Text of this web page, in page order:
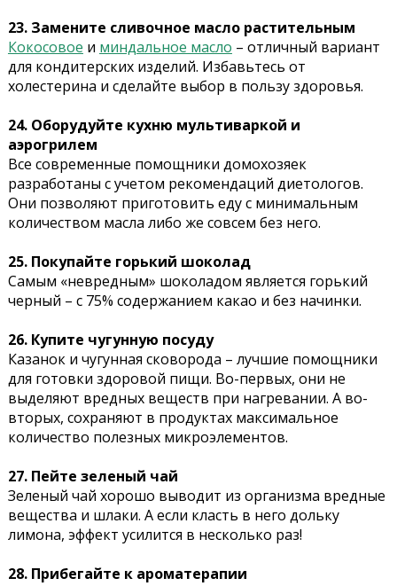
23. Замените сливочное масло растительным
Кокосовое и миндальное масло – отличный вариант
для кондитерских изделий. Избавьтесь от
холестерина и сделайте выбор в пользу здоровья.
24. Оборудуйте кухню мультиваркой и
аэрогрилем
Все современные помощники домохозяек
разработаны с учетом рекомендаций диетологов.
Они позволяют приготовить еду с минимальным
количеством масла либо же совсем без него.
25. Покупайте горький шоколад
Самым «невредным» шоколадом является горький
черный – с 75% содержанием какао и без начинки.
26. Купите чугунную посуду
Казанок и чугунная сковорода – лучшие помощники
для готовки здоровой пищи. Во-первых, они не
выделяют вредных веществ при нагревании. А во-
вторых, сохраняют в продуктах максимальное
количество полезных микроэлементов.
27. Пейте зеленый чай
Зеленый чай хорошо выводит из организма вредные
вещества и шлаки. А если класть в него дольку
лимона, эффект усилится в несколько раз!
28. Прибегайте к ароматерапии